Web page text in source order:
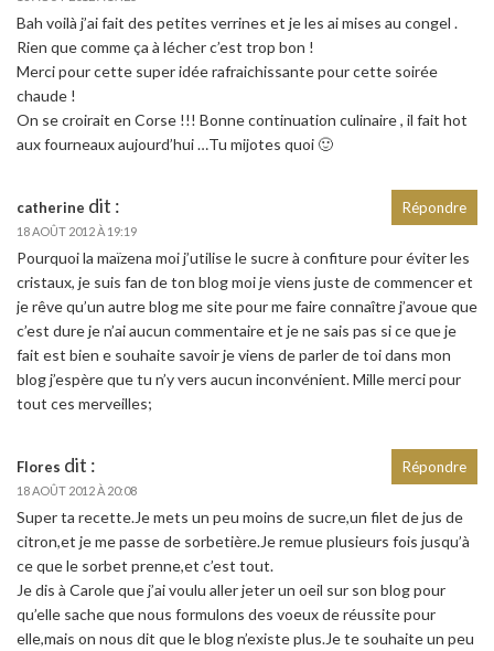
Bah voilà j’ai fait des petites verrines et je les ai mises au congel .
Rien que comme ça à lécher c’est trop bon !
Merci pour cette super idée rafraichissante pour cette soirée
chaude !
On se croirait en Corse !!! Bonne continuation culinaire , il fait hot
aux fourneaux aujourd’hui …Tu mijotes quoi 🙂
catherine dit :
18 AOÛT 2012 À 19:19
Pourquoi la maïzena moi j’utilise le sucre à confiture pour éviter les
cristaux, je suis fan de ton blog moi je viens juste de commencer et
je rêve qu’un autre blog me site pour me faire connaître j’avoue que
c’est dure je n’ai aucun commentaire et je ne sais pas si ce que je
fait est bien e souhaite savoir je viens de parler de toi dans mon
blog j’espère que tu n’y vers aucun inconvénient. Mille merci pour
tout ces merveilles;
Répondre
Flores dit :
18 AOÛT 2012 À 20:08
Super ta recette.Je mets un peu moins de sucre,un filet de jus de
citron,et je me passe de sorbetière.Je remue plusieurs fois jusqu’à
ce que le sorbet prenne,et c’est tout.
Je dis à Carole que j’ai voulu aller jeter un oeil sur son blog pour
qu’elle sache que nous formulons des voeux de réussite pour
elle,mais on nous dit que le blog n’existe plus.Je te souhaite un peu
Répondre